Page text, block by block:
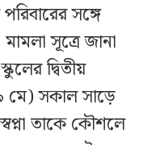
সঙ্গে
সূত্রে জানা
দ্বিতীয়
মে) সকাল সাড়ে
তাকে কৌশলে